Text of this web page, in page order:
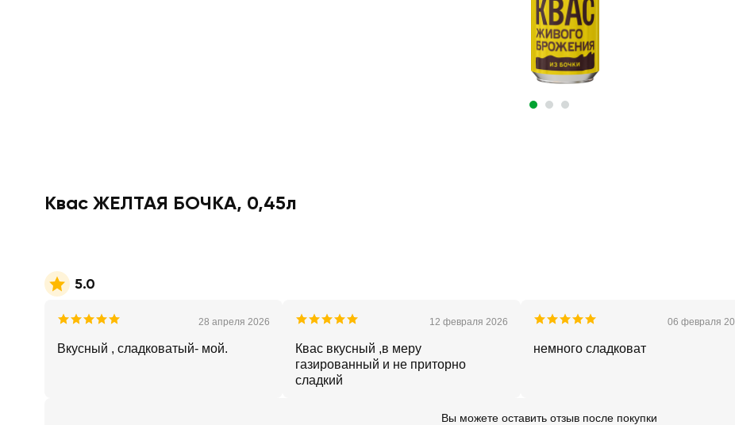
Квас ЖЕЛТАЯ БОЧКА, 0,45л
5.0
28 апреля 2026
Вкусный , сладковатый- мой.
12 февраля 2026
Квас вкусный ,в меру
газированный и не приторно
сладкий
06 февраля
немного сладковат
Вы можете оставить отзыв после покупки